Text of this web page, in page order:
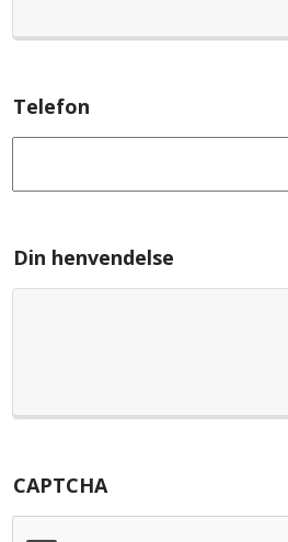
Telefon
Din henvendelse
CAPTCHA